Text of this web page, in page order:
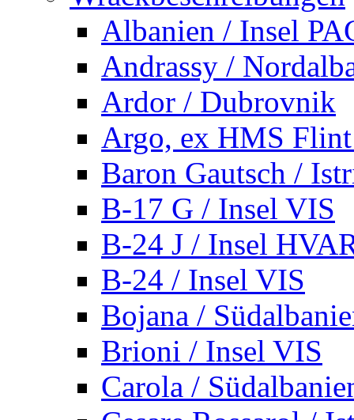
Albanien / Insel
Andrassy /
Ardor / Dubrovnik
Argo, ex HMS
Baron Gautsch /
B-17 G / Insel VIS
B-24 J / Insel
B-24 / Insel VIS
Bojana /
Brioni / Insel VIS
Carola /